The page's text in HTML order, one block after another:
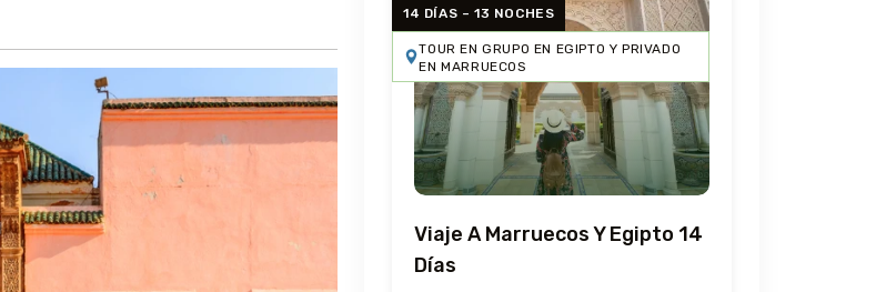
14 DÍAS – 13 NOCHES
TOUR EN GRUPO EN EGIPTO Y PRIVADO
EN MARRUECOS
Viaje A Marruecos Y Egipto 14
Días